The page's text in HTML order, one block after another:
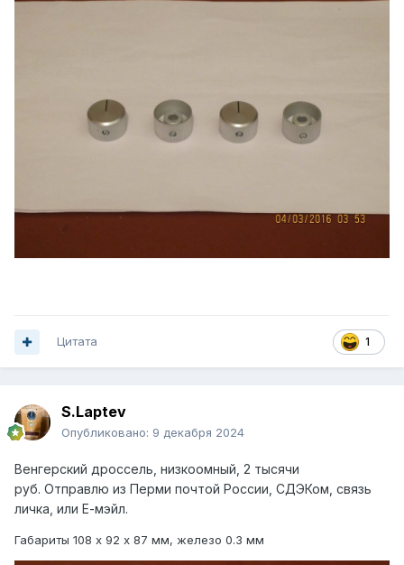
1
Цитата
S.Laptev
Опубликовано: 9 декабря 2024
Венгерский дроссель, низкоомный, 2 тысячи
руб. Отправлю из Перми почтой России, СДЭКом, связь
личка, или Е-мэйл.
Габариты 108 х 92 х 87 мм, железо 0.3 мм